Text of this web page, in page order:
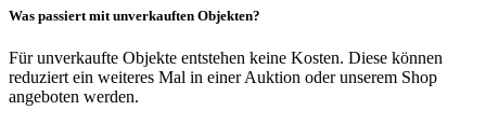
Was passiert mit unverkauften Objekten?
Für unverkaufte Objekte entstehen keine Kosten. Diese können
reduziert ein weiteres Mal in einer Auktion oder unserem Shop
angeboten werden.